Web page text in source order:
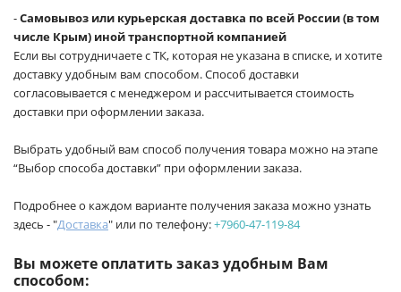
-Самовывоз или курьерская доставка по всей России (в том
числе Крым) иной транспортной компанией
Если вы сотрудничаете с ТК, которая не указана в списке, и хотите
доставку удобным вам способом. Способ доставки
согласовывается с менеджером и рассчитывается стоимость
доставки при оформлении заказа.
Выбрать удобный вам способ получения товара можно на этапе
“Выбор способа доставки” при оформлении заказа.
Подробнее о каждом варианте получения заказа можно узнать
здесь - "Доставка" или по телефону:+7960-47-119-84
Вы можете оплатить заказ удобным Вам
способом: